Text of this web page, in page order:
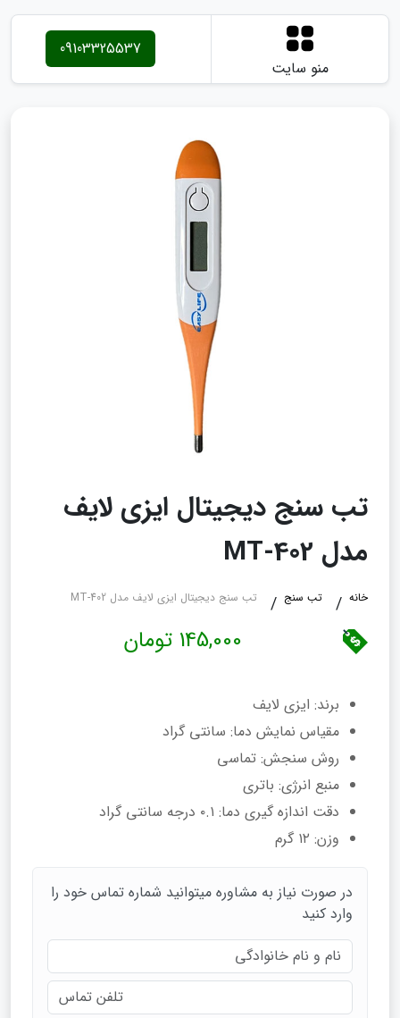
منو سایت
09103325537
تب سنج دیجیتال ایزی لایف
مدل MT-402
خانه تب سنج تب سنج دیجیتال ایزی لایف مدل MT-402
145,000 تومان
برند: ایزی لایف
مقیاس نمایش دما: سانتی‌ گراد
روش سنجش: تماسی
منبع انرژی: باتری
دقت اندازه‌ گیری دما: ۰.۱ درجه سانتی‌ گراد
وزن: ۱۲ گرم
در صورت نیاز به مشاوره میتوانید شماره تماس خود را
وارد کنید